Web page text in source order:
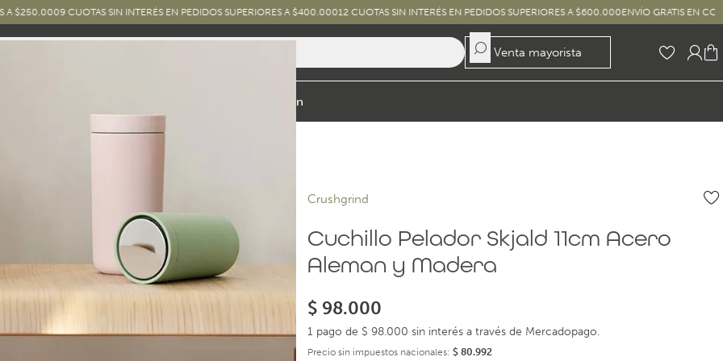
9 CUOTAS SIN INTERÉS EN PEDIDOS SUPERIORES A $400.00012 CUOTAS SIN INTERÉS EN PEDIDOS SUPERIORES A $600.000ENVÍO GRATIS EN COMPRAS
Venta mayorista
Inspiración
Crushgrind
Cuchillo Pelador Skjald 11cm Acero
Aleman y Madera
$ 98.000
1 pago de $ 98.000 sin interés a través de Mercadopago.
Precio sin impuestos nacionales:$ 80.992